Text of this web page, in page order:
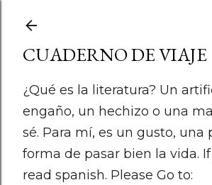
CUADERNO DE VIAJE
¿Qué es la literatura? Un
engaño, un hechizo o una
sé. Para mí, es un gusto, una
forma de pasar bien la vida.
read spanish. Please Go to: